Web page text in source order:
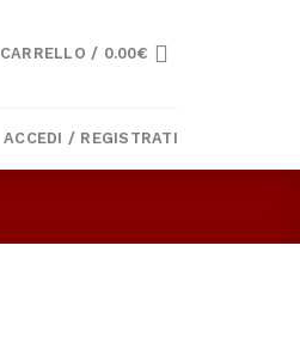
CARRELLO / 0.00€
ACCEDI / REGISTRATI